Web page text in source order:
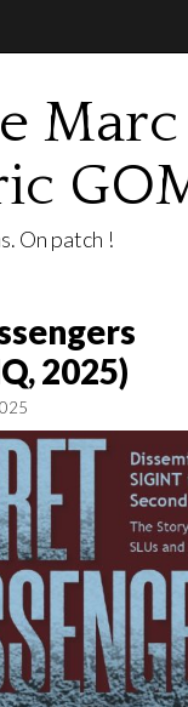
Marc
On patch !
2025)